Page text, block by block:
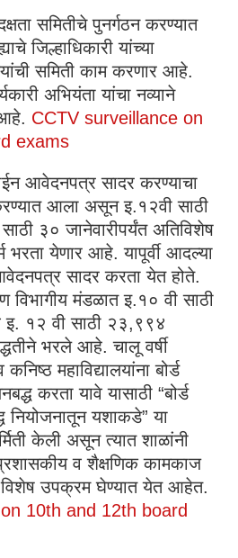
समितीचे पुनर्गठन करण्यात
जिल्हाधिकारी यांच्या
समिती काम करणार आहे.
अभियंता यांचा नव्याने
CCTV surveillance on
exams
आवेदनपत्र सादर करण्याचा
आला असून इ.१२वी साठी
३० जानेवारीपर्यंत अतिविशेष
भरता येणार आहे. यापूर्वी आदल्या
आवेदनपत्र सादर करता येत होते.
मंडळात इ.१० वी साठी
व इ. १२ वी साठी २३,९९४
भरले आहे. चालू वर्षी
महाविद्यालयांना बोर्ड
करता यावे यासाठी “बोर्ड
नियोजनातून यशाकडे” या
केली असून त्यात शाळांनी
व शैक्षणिक कामकाज
उपक्रम घेण्यात येत आहेत.
10th and 12th board